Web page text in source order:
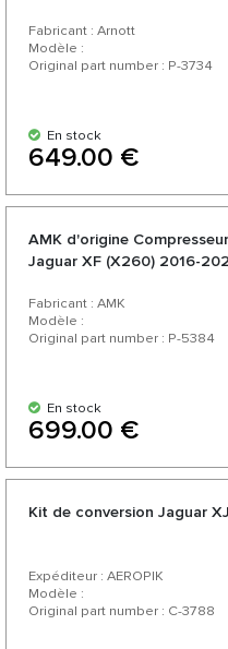
Fabricant : Arnott
Modèle :
Original part number : P-3734
En stock
649.00 €
AMK d'origine
Jaguar XF (X260) 2016-
Fabricant : AMK
Modèle :
Original part number : P-5384
En stock
699.00 €
Kit de conversion Jaguar
Expéditeur : AEROPIK
Modèle :
Original part number : C-3788